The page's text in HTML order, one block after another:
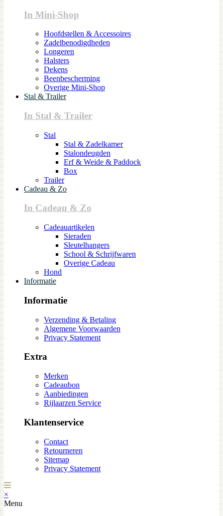
In Mini-Shop
Hoofdstellen & Accessoires
Zadelbenodigdheden
Longeren
Halsters
Dekens
Beenbescherming
Overige Mini-Shop
Stal & Trailer
In Stal & Trailer
Stal
Stal & Zadelkamer
Stalondeugden
Erf & Weide & Paddock
Box
Trailer
Cadeau & Zo
In Cadeau & Zo
Cadeauartikelen
Sieraden
Sleutelhangers
School & Schrijfwaren
Overige Cadeau
Hond
Informatie
Informatie
Verzending & Betaling
Algemene Voorwaarden
Privacy Statement
Extra
Merken
Cadeaubon
Aanbiedingen
Rijlaarzen Service
Klantenservice
Contact
Retourneren
Sitemap
Privacy Statement
×
Menu